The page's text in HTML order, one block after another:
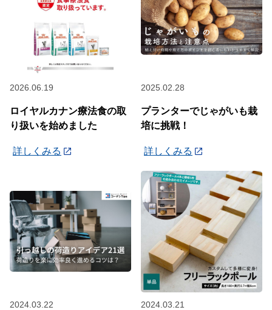
2026.06.19
ロイヤルカナン療法食の取
り扱いを始めました
詳しくみる
2025.02.28
プランターでじゃがいも栽
培に挑戦！
詳しくみる
2024.03.22 2024.03.21